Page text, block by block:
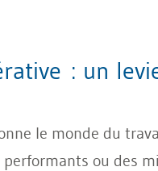
: un
le monde du
ou des